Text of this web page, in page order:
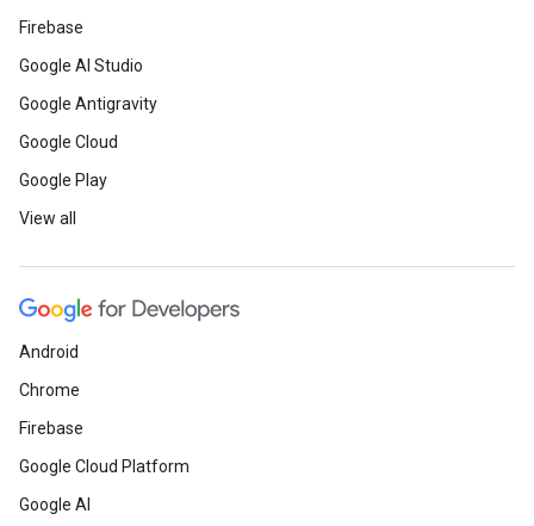
Firebase
Google AI Studio
Google Antigravity
Google Cloud
Google Play
View all
Android
Chrome
Firebase
Google Cloud Platform
Google AI